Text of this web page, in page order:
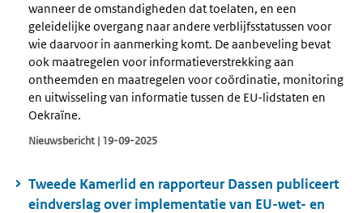
wanneer de omstandigheden dat toelaten, en een
geleidelijke overgang naar andere verblijfsstatussen voor
wie daarvoor in aanmerking komt. De aanbeveling bevat
ook maatregelen voor informatieverstrekking aan
ontheemden en maatregelen voor coördinatie, monitoring
en uitwisseling van informatie tussen de EU-lidstaten en
Oekraïne.
Nieuwsbericht | 19-09-2025
Tweede Kamerlid en rapporteur Dassen publiceert
eindverslag over implementatie van EU-wet- en